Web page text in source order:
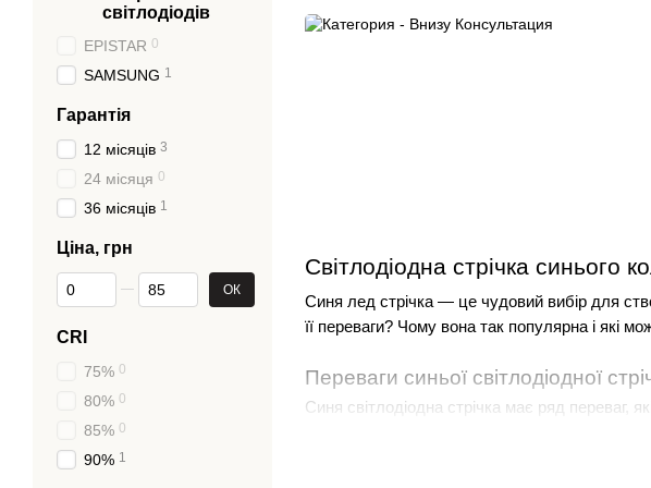
Світлодіодна стрічка синього
Синя лед стрічка — це чудовий вибір для
її переваги? Чому вона так популярна і які
Переваги синьої світлодіодної
Синя світлодіодна стрічка має ряд переваг,
світлодіодів
EPISTAR 0
SAMSUNG 1
Гарантія
12 місяців 3
24 місяця 0
36 місяців 1
Ціна, грн
Від Ціна, грн
До Ціна, грн ОК
CRI
75% 0
80% 0
85% 0
90% 1